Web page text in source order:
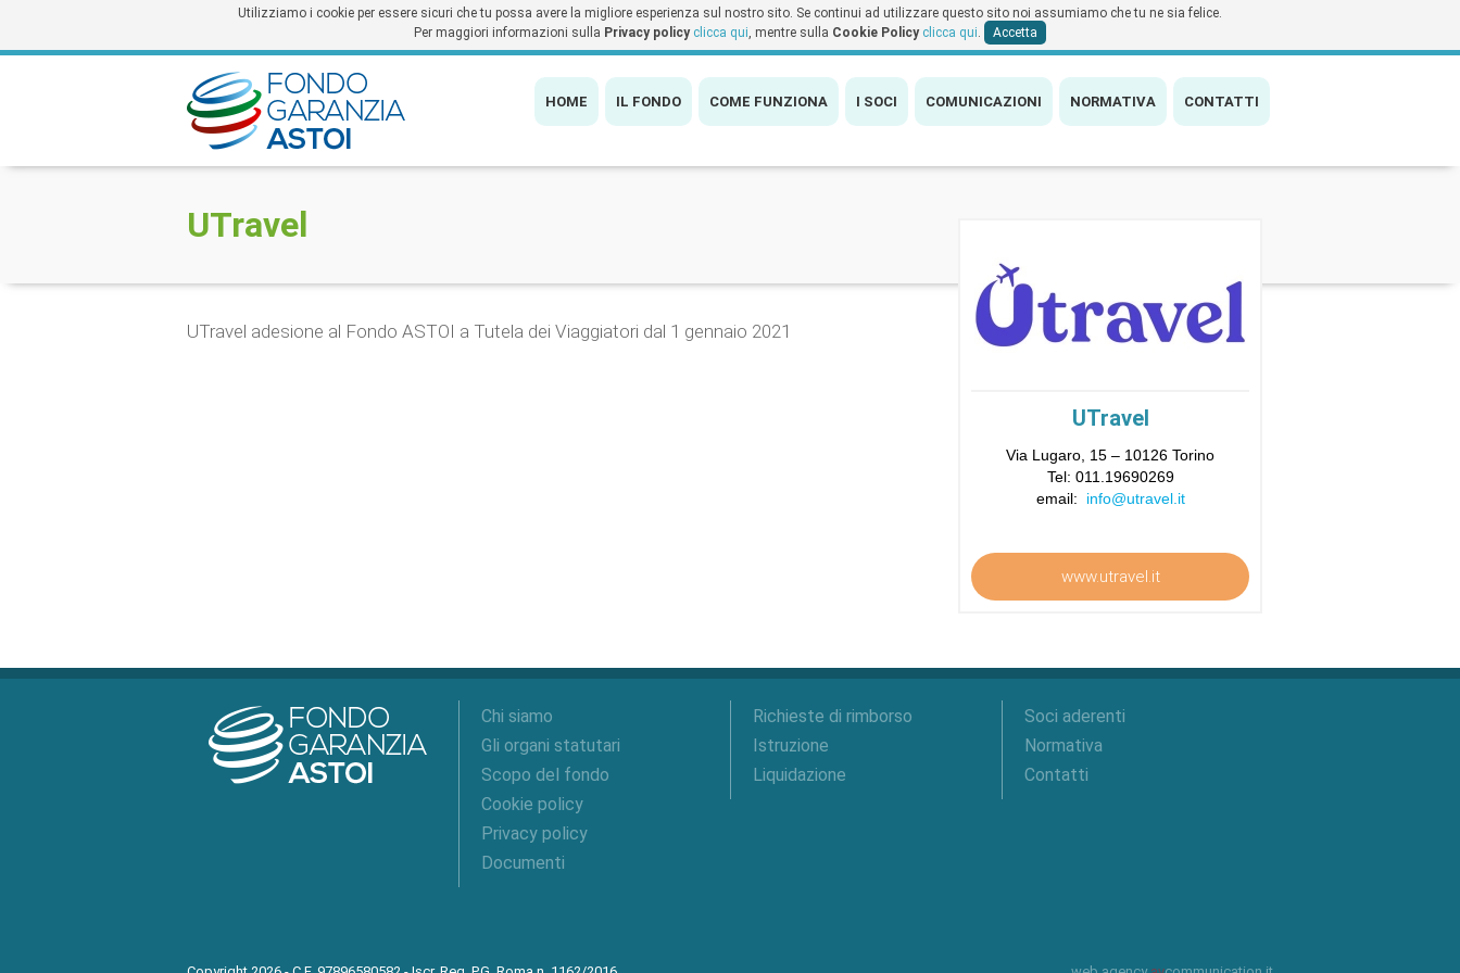
Utilizziamo i cookie per essere sicuri che tu possa avere la migliore esperienza sul nostro sito. Se continui ad utilizzare questo sito noi assumiamo che tu ne sia felice.
Per maggiori informazioni sulla Privacy policy clicca qui, mentre sulla Cookie Policy clicca qui. Accetta
HOME IL FONDO COME FUNZIONA I SOCI COMUNICAZIONI NORMATIVA CONTATTI
UTravel
UTravel
Via Lugaro, 15 – 10126 Torino
Tel: 011.19690269
email:
info@utravel.it
www.utravel.it
UTravel adesione al Fondo ASTOI a Tutela dei Viaggiatori dal 1 gennaio 2021
Chi siamo
Gli organi statutari
Scopo del fondo
Cookie policy
Privacy policy
Documenti
Richieste di rimborso
Istruzione
Liquidazione
Soci aderenti
Normativa
Contatti